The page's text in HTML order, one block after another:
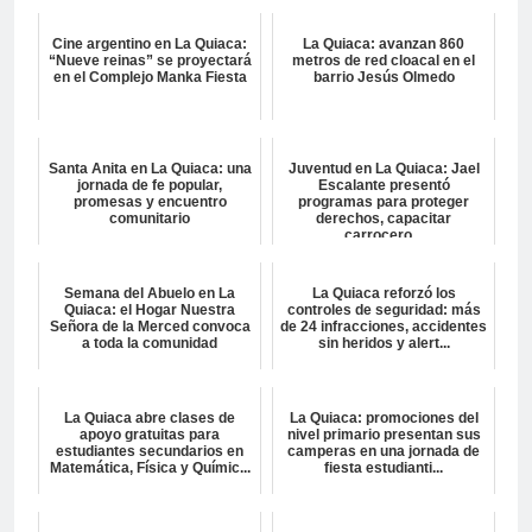
Cine argentino en La Quiaca:
“Nueve reinas” se proyectará
en el Complejo Manka Fiesta
La Quiaca: avanzan 860
metros de red cloacal en el
barrio Jesús Olmedo
Santa Anita en La Quiaca: una
jornada de fe popular,
promesas y encuentro
comunitario
Juventud en La Quiaca: Jael
Escalante presentó
programas para proteger
derechos, capacitar
carrocero...
Semana del Abuelo en La
Quiaca: el Hogar Nuestra
Señora de la Merced convoca
a toda la comunidad
La Quiaca reforzó los
controles de seguridad: más
de 24 infracciones, accidentes
sin heridos y alert...
La Quiaca abre clases de
apoyo gratuitas para
estudiantes secundarios en
Matemática, Física y Químic...
La Quiaca: promociones del
nivel primario presentan sus
camperas en una jornada de
fiesta estudianti...